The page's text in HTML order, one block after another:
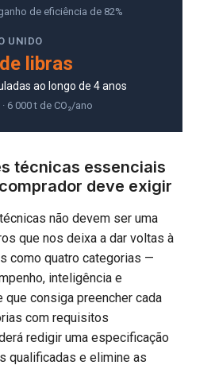
de eficiência de 82%
UNIDO
libras
ao longo de 4 anos
6 000 t de CO₂/ano
técnicas essenciais
deve exigir
não devem ser uma
que nos deixa a dar voltas à
como quatro categorias —
inteligência e
que consiga preencher cada
com requisitos
redigir uma especificação
qualificadas e elimine as